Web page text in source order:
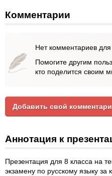
Комментарии
Нет комментариев
Помогите другим
кто поделится своим
Добавить свой
Аннотация к
Презентация для 8 класса на
экзамену по русскому языку за